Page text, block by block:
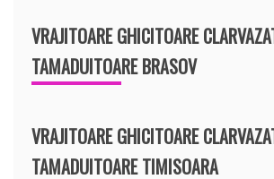
VRAJITOARE GHICITOARE
TAMADUITOARE BRASOV
VRAJITOARE GHICITOARE
TAMADUITOARE TIMISOARA